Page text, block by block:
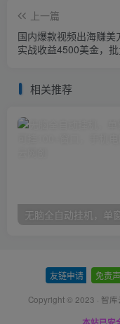
上一篇
国内爆款视频出海赚美
实战收益4500美金，
相关推荐
友链申请 免责
Copyright © 2023 · 智